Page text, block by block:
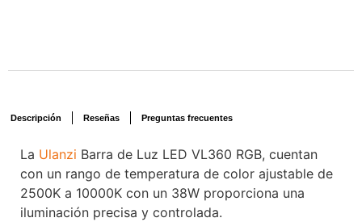
Descripción Reseñas Preguntas frecuentes
La Ulanzi Barra de Luz LED VL360 RGB, cuentan
con un rango de temperatura de color ajustable de
2500K a 10000K con un 38W proporciona una
iluminación precisa y controlada.